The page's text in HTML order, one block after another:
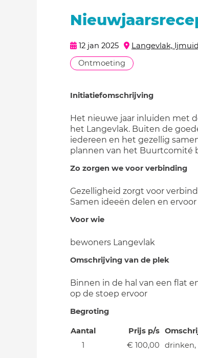
12 jan 2025 Langevlak,
Ontmoeting
Initiatiefomschrijving
Het nieuwe jaar inluiden met
het Langevlak. Buiten de
iedereen en het gezellig
plannen van het Buurtcomité
Zo zorgen we voor verbinding
Gezelligheid zorgt voor
Samen ideeën delen en ervoor
Voor wie
bewoners Langevlak
Omschrijving van de plek
Binnen in de hal van een flat
op de stoep ervoor
Begroting
Aantal Prijs p/s
1
€ 100,00 drinken,